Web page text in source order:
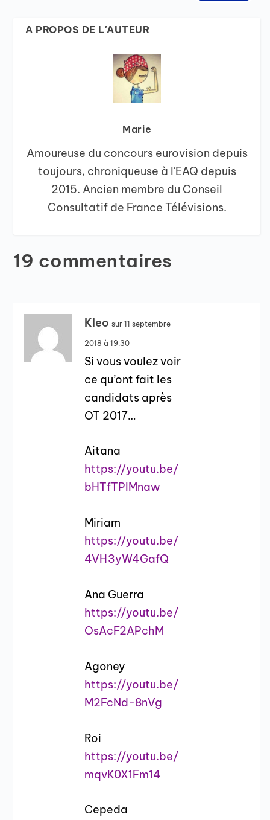
A PROPOS DE L'AUTEUR
Marie
Amoureuse du concours eurovision depuis
toujours, chroniqueuse à l'EAQ depuis
2015. Ancien membre du Conseil
Consultatif de France Télévisions.
19 commentaires
Kleo sur 11 septembre
2018 à 19:30
Si vous voulez voir
ce qu’ont fait les
candidats après
OT 2017…
Aitana
https://youtu.be/
bHTfTPIMnaw
Miriam
https://youtu.be/
4VH3yW4GafQ
Ana Guerra
https://youtu.be/
OsAcF2APchM
Agoney
https://youtu.be/
M2FcNd-8nVg
Roi
https://youtu.be/
mqvK0X1Fm14
Cepeda